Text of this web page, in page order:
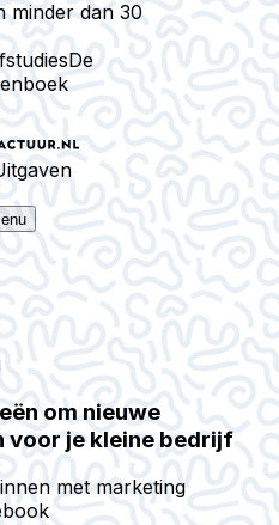
minder dan 30
De
om nieuwe
voor je kleine bedrijf
met marketing